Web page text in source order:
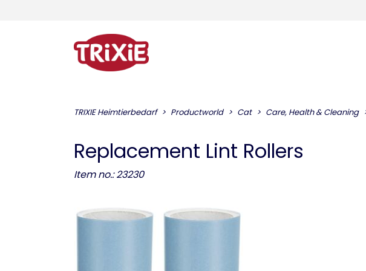
TRIXIE Heimtierbedarf Productworld Cat Care, Health & Cleaning
Replacement Lint Rollers
Item no.: 23230